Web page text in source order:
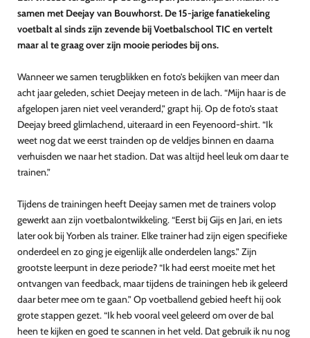
samen met Deejay van Bouwhorst. De 15-jarige fanatiekeling
voetbalt al sinds zijn zevende bij Voetbalschool TIC en vertelt
maar al te graag over zijn mooie periodes bij ons.
Wanneer we samen terugblikken en foto’s bekijken van meer dan
acht jaar geleden, schiet Deejay meteen in de lach. “Mijn haar is de
afgelopen jaren niet veel veranderd,” grapt hij. Op de foto’s staat
Deejay breed glimlachend, uiteraard in een Feyenoord-shirt. “Ik
weet nog dat we eerst trainden op de veldjes binnen en daarna
verhuisden we naar het stadion. Dat was altijd heel leuk om daar te
trainen.”
Tijdens de trainingen heeft Deejay samen met de trainers volop
gewerkt aan zijn voetbalontwikkeling. “Eerst bij Gijs en Jari, en iets
later ook bij Yorben als trainer. Elke trainer had zijn eigen specifieke
onderdeel en zo ging je eigenlijk alle onderdelen langs.” Zijn
grootste leerpunt in deze periode? “Ik had eerst moeite met het
ontvangen van feedback, maar tijdens de trainingen heb ik geleerd
daar beter mee om te gaan.” Op voetballend gebied heeft hij ook
grote stappen gezet. “Ik heb vooral veel geleerd om over de bal
heen te kijken en goed te scannen in het veld. Dat gebruik ik nu nog